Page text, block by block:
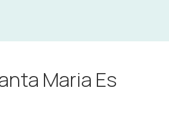
Maria Es